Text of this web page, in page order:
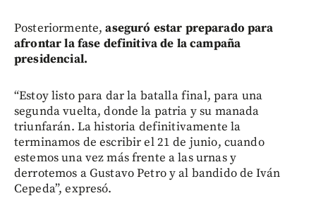
Posteriormente,aseguró estar preparado para
afrontar la fase definitiva de la campaña
presidencial.
“Estoy listo para dar la batalla final, para una
segunda vuelta, donde la patria y su manada
triunfarán. La historia definitivamente la
terminamos de escribir el 21 de junio, cuando
estemos una vez más frente a las urnas y
derrotemos a Gustavo Petro y al bandido de Iván
Cepeda”, expresó.